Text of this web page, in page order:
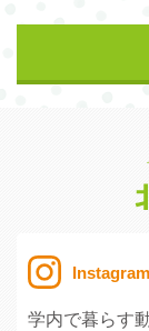
Instagram
学内で暮らす